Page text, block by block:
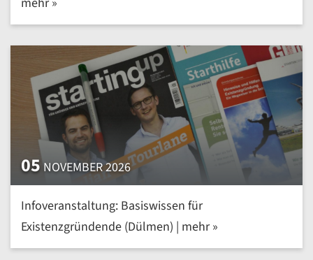
05 NOVEMBER 2026
Infoveranstaltung: Basiswissen für
Existenzgründende (Dülmen) | mehr »